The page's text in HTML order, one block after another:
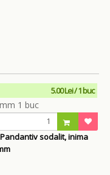
5.00 Lei / 1 buc
sodalit, inima